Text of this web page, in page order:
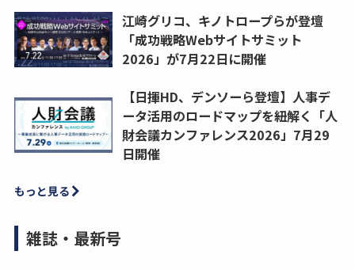
江崎グリコ、キノトロープらが登壇
「成功戦略Webサイトサミット
2026」が7月22日に開催
【日揮HD、デンソーら登壇】人事デ
ータ活用のロードマップを紐解く「人
財会議カンファレンス2026」7月29
日開催
もっと見る
雑誌・最新号